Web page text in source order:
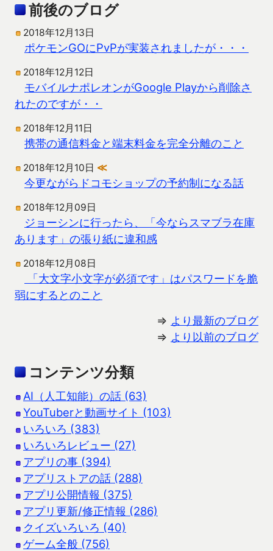
前後のブログ
2018年12月13日
ポケモンGOにPvPが実装されましたが・・・
2018年12月12日
モバイルナポレオンがGoogle Playから削除さ
れたのですが・・
2018年12月11日
携帯の通信料金と端末料金を完全分離のこと
2018年12月10日 ≪
今更ながらドコモショップの予約制になる話
2018年12月09日
ジョーシンに行ったら、「今ならスマブラ在庫
あります」の張り紙に違和感
2018年12月08日
「大文字小文字が必須です」はパスワードを脆
弱にするとのこと
⇒ より最新のブログ
⇒ より以前のブログ
コンテンツ分類
AI（人工知能）の話 (63)
YouTuberと動画サイト (103)
いろいろ (383)
いろいろレビュー (27)
アプリの事 (394)
アプリストアの話 (288)
アプリ公開情報 (375)
アプリ更新/修正情報 (286)
クイズいろいろ (40)
ゲーム全般 (756)